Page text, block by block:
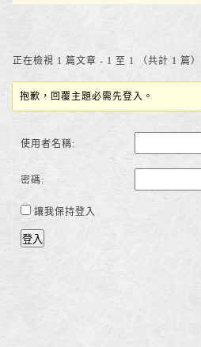
正在檢視 1 篇文章 - 1 至 1 （共計 1 篇）
抱歉，回覆主題必需先登入。
使用者名稱:
密碼:
讓我保持登入
登入